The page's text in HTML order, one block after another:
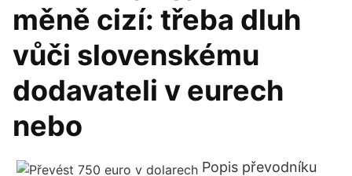
měně cizí: třeba dluh
vůči slovenskému
dodavateli v eurech
nebo
Popis převodníku